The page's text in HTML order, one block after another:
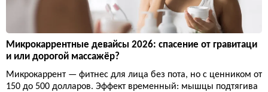
Микрокаррентные девайсы 2026: спасение от гравитаци
и или дорогой массажёр?
Микрокаррент — фитнес для лица без пота, но с ценником от
150 до 500 долларов. Эффект временный: мышцы подтягива